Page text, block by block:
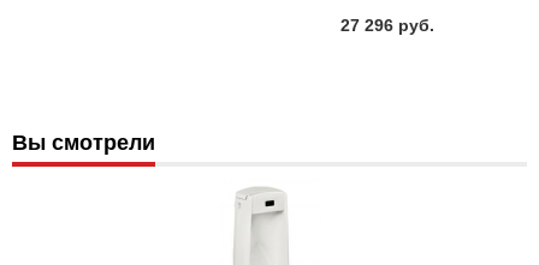
27 296 руб.
Вы смотрели